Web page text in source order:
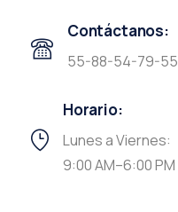
Contáctanos:
55-88-54-79-55
Horario:
Lunes a Viernes:
9:00 AM–6:00 PM